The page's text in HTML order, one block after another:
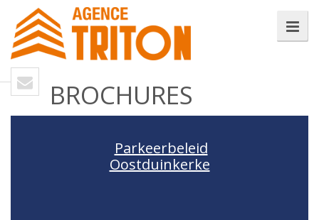
BROCHURES
Parkeerbeleid
Oostduinkerke